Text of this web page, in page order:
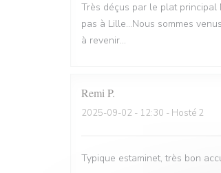
Très déçus par le plat
pas à Lille...Nous sommes
à revenir...
Remi P
2025-09-02 - 12:30 - Hosté 2
Typique estaminet, très bon